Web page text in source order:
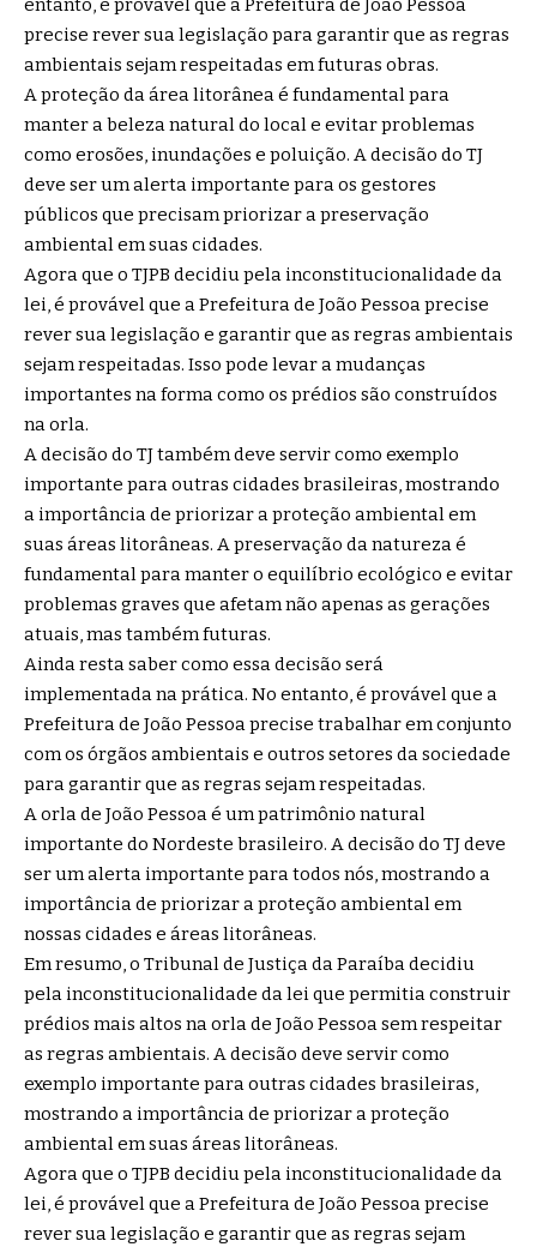
entanto, é provável que a Prefeitura de João Pessoa
precise rever sua legislação para garantir que as regras
ambientais sejam respeitadas em futuras obras.
A proteção da área litorânea é fundamental para
manter a beleza natural do local e evitar problemas
como erosões, inundações e poluição. A decisão do TJ
deve ser um alerta importante para os gestores
públicos que precisam priorizar a preservação
ambiental em suas cidades.
Agora que o TJPB decidiu pela inconstitucionalidade da
lei, é provável que a Prefeitura de João Pessoa precise
rever sua legislação e garantir que as regras ambientais
sejam respeitadas. Isso pode levar a mudanças
importantes na forma como os prédios são construídos
na orla.
A decisão do TJ também deve servir como exemplo
importante para outras cidades brasileiras, mostrando
a importância de priorizar a proteção ambiental em
suas áreas litorâneas. A preservação da natureza é
fundamental para manter o equilíbrio ecológico e evitar
problemas graves que afetam não apenas as gerações
atuais, mas também futuras.
Ainda resta saber como essa decisão será
implementada na prática. No entanto, é provável que a
Prefeitura de João Pessoa precise trabalhar em conjunto
com os órgãos ambientais e outros setores da sociedade
para garantir que as regras sejam respeitadas.
A orla de João Pessoa é um patrimônio natural
importante do Nordeste brasileiro. A decisão do TJ deve
ser um alerta importante para todos nós, mostrando a
importância de priorizar a proteção ambiental em
nossas cidades e áreas litorâneas.
Em resumo, o Tribunal de Justiça da Paraíba decidiu
pela inconstitucionalidade da lei que permitia construir
prédios mais altos na orla de João Pessoa sem respeitar
as regras ambientais. A decisão deve servir como
exemplo importante para outras cidades brasileiras,
mostrando a importância de priorizar a proteção
ambiental em suas áreas litorâneas.
Agora que o TJPB decidiu pela inconstitucionalidade da
lei, é provável que a Prefeitura de João Pessoa precise
rever sua legislação e garantir que as regras sejam